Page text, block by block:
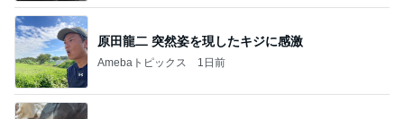
原田龍二 突然姿を現したキジに感激
Amebaトピックス 1日前